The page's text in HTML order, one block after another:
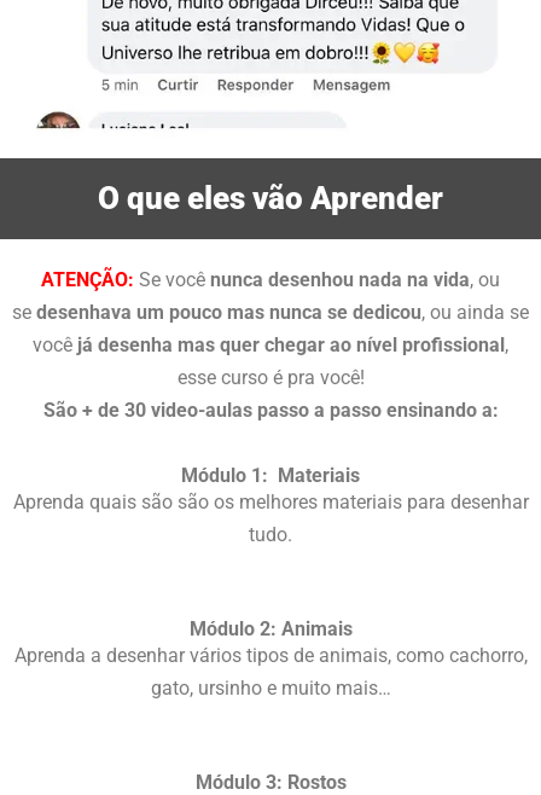
O que eles vão Aprender
ATENÇÃO: Se você nunca desenhou nada na vida, ou
se desenhava um pouco mas nunca se dedicou, ou ainda se
você já desenha mas quer chegar ao nível profissional ,
esse curso é pra você!
São + de 30 video-aulas passo a passo ensinando a:
Módulo 1: Materiais
Aprenda quais são são os melhores materiais para desenhar
tudo.
Módulo 2: Animais
Aprenda a desenhar vários tipos de animais, como cachorro,
gato, ursinho e muito mais…
Módulo 3: Rostos